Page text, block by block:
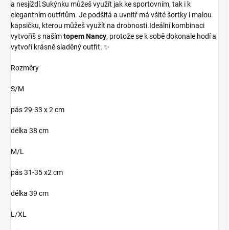
a nesjíždí.Sukýnku můžeš využít jak ke sportovním, tak i k
elegantním outfitům. Je podšitá a uvnitř má všité šortky i malou
kapsičku, kterou můžeš využít na drobnosti.Ideální kombinaci
vytvoříš s našímtopem Nancy, protože se k sobě dokonale hodí a
vytvoří krásně sladěný outfit. ✨
Rozměry
S/M
pás 29-33 x 2 cm
délka 38 cm
M/L
pás 31-35 x2 cm
délka 39 cm
L/XL